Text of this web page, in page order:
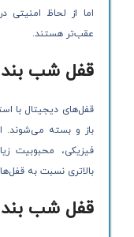
اما از لحاظ
عقب‌تر هستند.
قفل شب بند
قفل‌های دیجیتال با
باز و بسته می‌شوند.
فیزیکی، محبوبیت
بالاتری نسبت به
قفل شب